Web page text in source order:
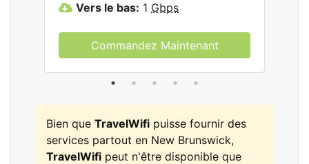
Vers le bas: 1 Gbps
Commandez Maintenant
Bien que TravelWifi puisse fournir des
services partout en New Brunswick,
TravelWifi peut n'être disponible que